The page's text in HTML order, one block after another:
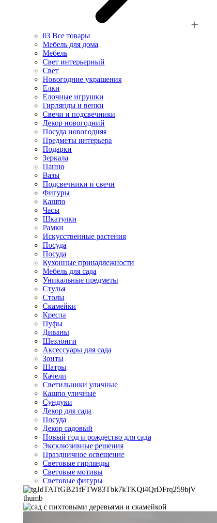
03 Все товары
Мебель для дома
Мебель
Свет интерьерный
Свет
Новогодние украшения
Елки
Елочные игрушки
Гирлянды и венки
Свечи и подсвечники
Декор новогодний
Посуда новогодняя
Предметы интерьера
Подарки
Зеркала
Панно
Вазы
Подсвечники и свечи
Фигуры
Кашпо
Часы
Шкатулки
Рамки
Искусственные растения
Посуда
Посуда
Кухонные принадлежности
Мебель для сада
Уникальные предметы
Стулья
Столы
Скамейки
Кресла
Пуфы
Диваны
Шезлонги
Аксессуары для сада
Зонты
Шатры
Качели
Cветильники уличные
Кашпо уличные
Сундуки
Декор для сада
Посуда
Декор садовый
Новый год и рождество для сада
Эксклюзивные решения
Праздничное освещение
Световые гирлянды
Световые мотивы
Световые фигуры